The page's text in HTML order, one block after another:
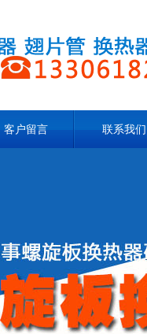
客户留言 联系我们